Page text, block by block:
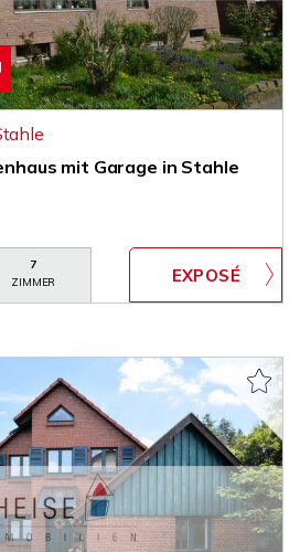
mit Garage in Stahle
7
ZIMMER